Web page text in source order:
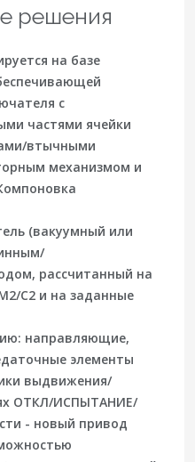
решения
на базе
с
частями ячейки
втычными
механизмом и
(вакуумный или
рассчитанный на
C2 и на заданные
: направляющие,
элементы
выдвижения/
ОТКЛ/ИСПЫТАНИЕ/
- новый привод